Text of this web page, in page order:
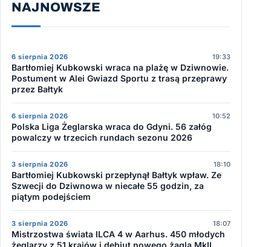
NAJNOWSZE
6 sierpnia 2026 19:33
Bartłomiej Kubkowski wraca na plażę w Dziwnowie.
Postument w Alei Gwiazd Sportu z trasą przeprawy
przez Bałtyk
6 sierpnia 2026 10:52
Polska Liga Żeglarska wraca do Gdyni. 56 załóg
powalczy w trzecich rundach sezonu 2026
3 sierpnia 2026 18:10
Bartłomiej Kubkowski przepłynął Bałtyk wpław. Ze
Szwecji do Dziwnowa w niecałe 55 godzin, za
piątym podejściem
3 sierpnia 2026 18:07
Mistrzostwa świata ILCA 4 w Aarhus. 450 młodych
żeglarzy z 51 krajów i debiut nowego żagla MkII